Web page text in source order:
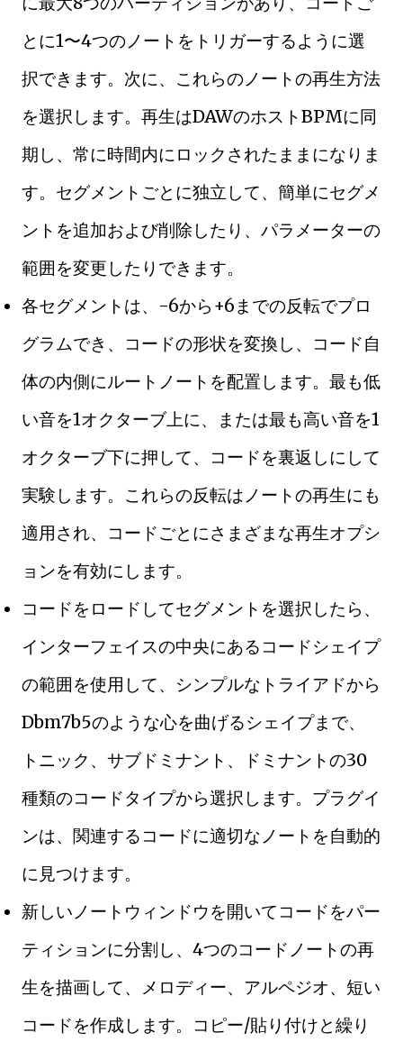
とに1〜4つのノートをトリガーするように選
択できます。次に、これらのノートの再生方法
を選択します。再生はDAWのホストBPMに同
期し、常に時間内にロックされたままになりま
す。セグメントごとに独立して、簡単にセグメ
ントを追加および削除したり、パラメーターの
範囲を変更したりできます。
各セグメントは、-6から+6までの反転でプロ
グラムでき、コードの形状を変換し、コード自
体の内側にルートノートを配置します。最も低
い音を1オクターブ上に、または最も高い音を1
オクターブ下に押して、コードを裏返しにして
実験します。これらの反転はノートの再生にも
適用され、コードごとにさまざまな再生オプシ
ョンを有効にします。
コードをロードしてセグメントを選択したら、
インターフェイスの中央にあるコードシェイプ
の範囲を使用して、シンプルなトライアドから
Dbm7b5のような心を曲げるシェイプまで、
トニック、サブドミナント、ドミナントの30
種類のコードタイプから選択します。プラグイ
ンは、関連するコードに適切なノートを自動的
に見つけます。
新しいノートウィンドウを開いてコードをパー
ティションに分割し、4つのコードノートの再
生を描画して、メロディー、アルペジオ、短い
コードを作成します。コピー/貼り付けと繰り